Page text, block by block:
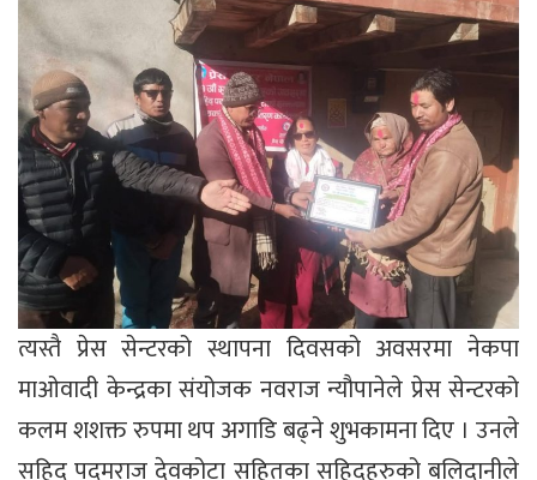
त्यस्तै प्रेस सेन्टरको स्थापना दिवसको अवसरमा नेकपा
माओवादी केन्द्रका संयोजक नवराज न्यौपानेले प्रेस सेन्टरको
कलम शशक्त रुपमा थप अगाडि बढ्ने शुभकामना दिए । उनले
सहिद पदमराज देवकोटा सहितका सहिदहरुको बलिदानीले